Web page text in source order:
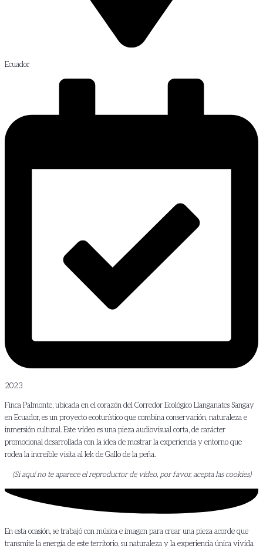
Ecuador
2023
Finca Palmonte, ubicada en el corazón del Corredor Ecológico Llanganates Sangay
en Ecuador, es un proyecto ecoturístico que combina conservación, naturaleza e
inmersión cultural.Este vídeo es una pieza audiovisual corta, de carácter
promocional desarrollada con la idea de mostrar la experiencia y entorno que
rodea la increíble visita al lek de Gallo de la peña.
(Si aquí no te aparece el reproductor de vídeo, por favor, acepta las cookies)
En esta ocasión, se trabajó con música e imagen para crear una pieza acorde que
transmite la energía de este territorio, su naturaleza y la experiencia única vivida